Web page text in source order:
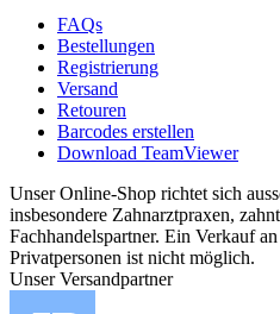
FAQs
Bestellungen
Registrierung
Versand
Retouren
Barcodes erstellen
Download TeamViewer
Unser Online-Shop richtet sich
insbesondere Zahnarztpraxen,
Fachhandelspartner. Ein Verkauf
Privatpersonen ist nicht möglich.
Unser Versandpartner